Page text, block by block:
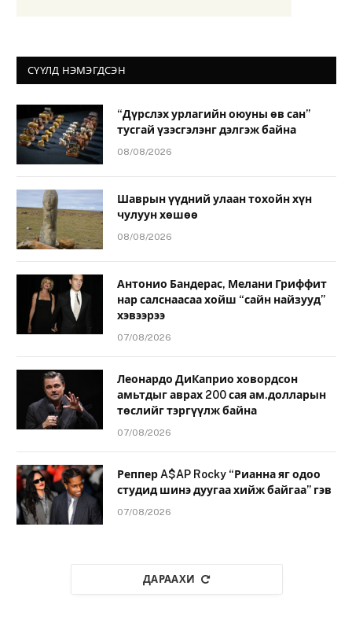
СҮҮЛД НЭМЭГДСЭН
“Дүрслэх урлагийн оюуны өв сан”
тусгай үзэсгэлэнг дэлгэж байна
08/08/2026
Шаврын үүдний улаан тохойн хүн
чулуун хөшөө
08/08/2026
Антонио Бандерас, Мелани Гриффит
нар салснаасаа хойш “сайн найзууд”
хэвээрээ
07/08/2026
Леонардо ДиКаприо ховордсон
амьтдыг аврах 200 сая ам.долларын
төслийг тэргүүлж байна
07/08/2026
Реппер A$AP Rocky “Рианна яг одоо
студид шинэ дуугаа хийж байгаа” гэв
07/08/2026
ДАРААХИ